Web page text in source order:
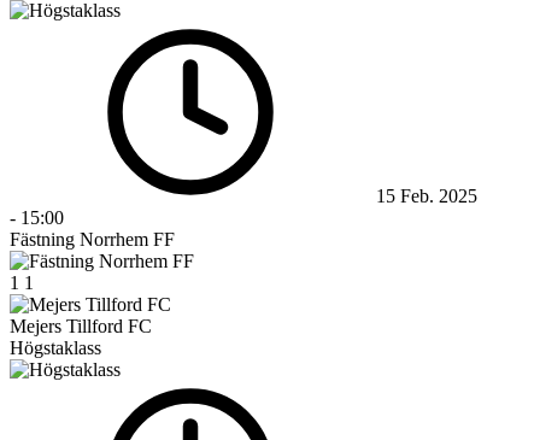
15 Feb. 2025
- 15:00
Fästning Norrhem FF
1 1
Mejers Tillford FC
Högstaklass